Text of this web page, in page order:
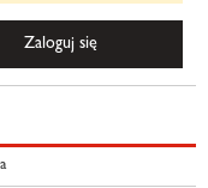
Zaloguj się